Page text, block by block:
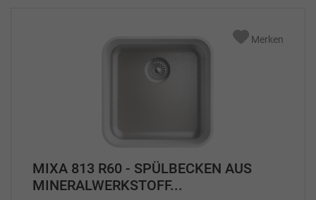
MIXA 813 R60 - SPÜLBECKEN AUS
MINERALWERKSTOFF...
Merken